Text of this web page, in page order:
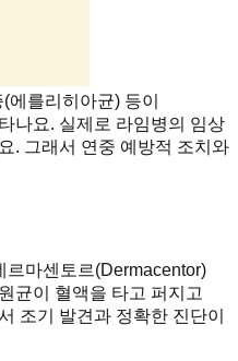
를리히아균) 등이
나요. 실제로 라임병의 임상
. 그래서 연중 예방적 조치와
르마센토르(Dermacentor)
균이 혈액을 타고 퍼지고
조기 발견과 정확한 진단이